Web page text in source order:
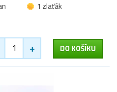
1 zlaťák
+ DO KOŠÍKU